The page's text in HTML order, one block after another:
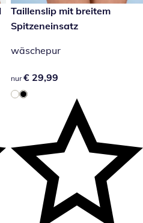
€ 29,99
Taillenslip mit breitem
Spitzeneinsatz
wäschepur
€ 29,99
nur € 29,99